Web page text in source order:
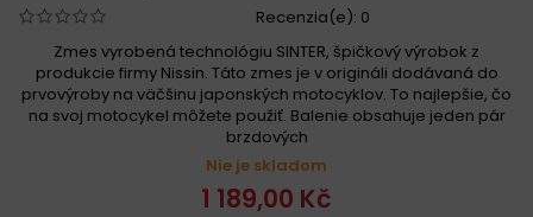
Recenzia(e): 0
Zmes vyrobená technológiu SINTER, špičkový výrobok z
produkcie firmy Nissin. Táto zmes je v origináli dodávaná do
prvovýroby na väčšinu japonských motocyklov. To najlepšie, čo
na svoj motocykel môžete použiť. Balenie obsahuje jeden pár
brzdových
Nie je skladom
1 189,00 Kč